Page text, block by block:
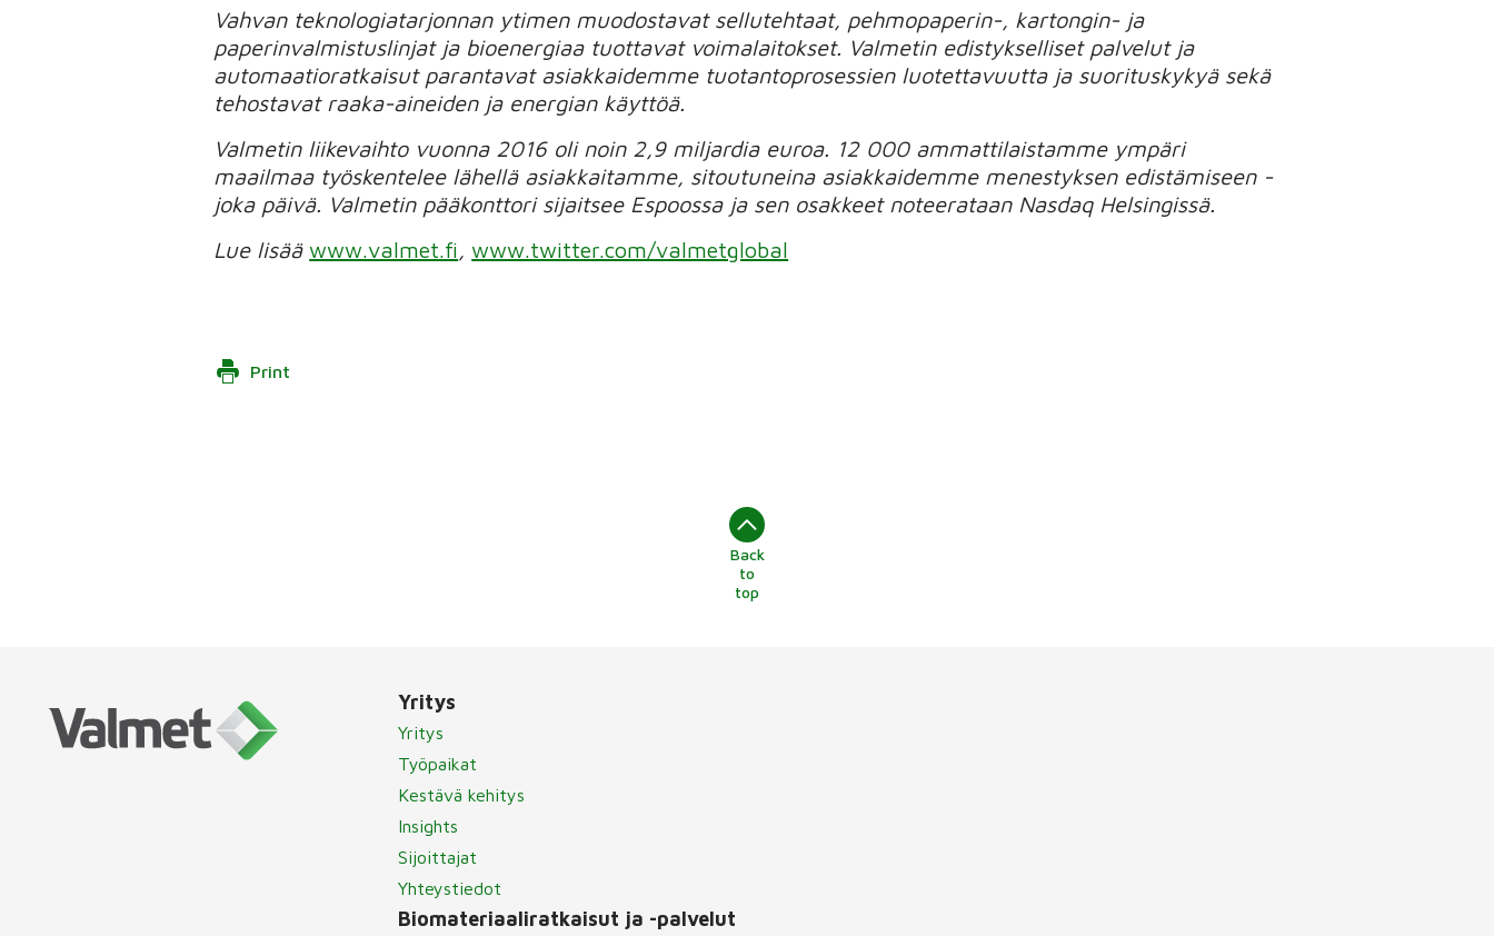
Vahvan teknologiatarjonnan ytimen muodostavat sellutehtaat, pehmopaperin-, kartongin- ja
paperinvalmistuslinjat ja bioenergiaa tuottavat voimalaitokset. Valmetin edistykselliset palvelut ja
automaatioratkaisut parantavat asiakkaidemme tuotantoprosessien luotettavuutta ja suorituskykyä sekä
tehostavat raaka-aineiden ja energian käyttöä.
Valmetin liikevaihto vuonna 2016 oli noin 2,9 miljardia euroa. 12 000 ammattilaistamme ympäri
maailmaa työskentelee lähellä asiakkaitamme, sitoutuneina asiakkaidemme menestyksen edistämiseen -
joka päivä. Valmetin pääkonttori sijaitsee Espoossa ja sen osakkeet noteerataan Nasdaq Helsingissä.
Lue lisääwww.valmet.fi ,www.twitter.com/valmetglobal
Print
Back
to
top
Yritys
Yritys
Työpaikat
Kestävä kehitys
Insights
Sijoittajat
Yhteystiedot
Biomateriaaliratkaisut ja -palvelut